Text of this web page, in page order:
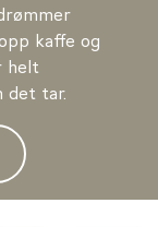
kaffe og
helt
det tar.